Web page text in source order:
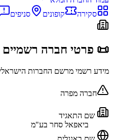
סקירה
קופונים סניפים
📜 פרטי חברה רשמיים
מידע רשמי מרשם החברות
חברה מפרה
שם התאגיד
ביאפאל סחר בע"מ